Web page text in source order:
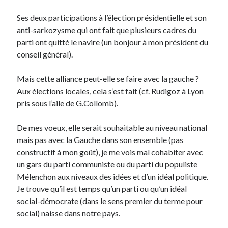
Proust
Sons
Sorties cuculturelles
Tavukoi
Ses deux participations à l’élection présidentielle et son
anti-sarkozysme qui ont fait que plusieurs cadres du
parti ont quitté le navire (un bonjour à mon président du
conseil général).
Mais cette alliance peut-elle se faire avec la gauche ?
Aux élections locales, cela s’est fait (cf. Rudigozà Lyon
pris sous l’aile deG.Collomb).
De mes voeux, elle serait souhaitable au niveau national
mais pas avec la Gauche dans son ensemble (pas
constructif à mon goût), je me vois mal cohabiter avec
un gars du parti communiste ou du parti du populiste
Mélenchon aux niveaux des idées et d’un idéal politique.
Je trouve qu’il est temps qu’un parti ou qu’un idéal
social-démocrate (dans le sens premier du terme pour
social) naisse dans notre pays.